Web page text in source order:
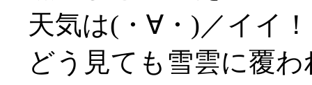
天気は(・∀・)／イイ
どう見ても雪雲に覆